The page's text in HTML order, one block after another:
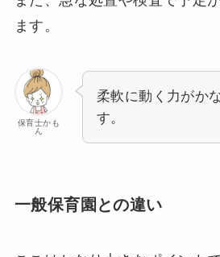
ます。
保育士かも
ん
柔軟に動く力がか
す。
一般保育園との違い